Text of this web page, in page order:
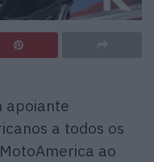
apoiante
a todos os
ao